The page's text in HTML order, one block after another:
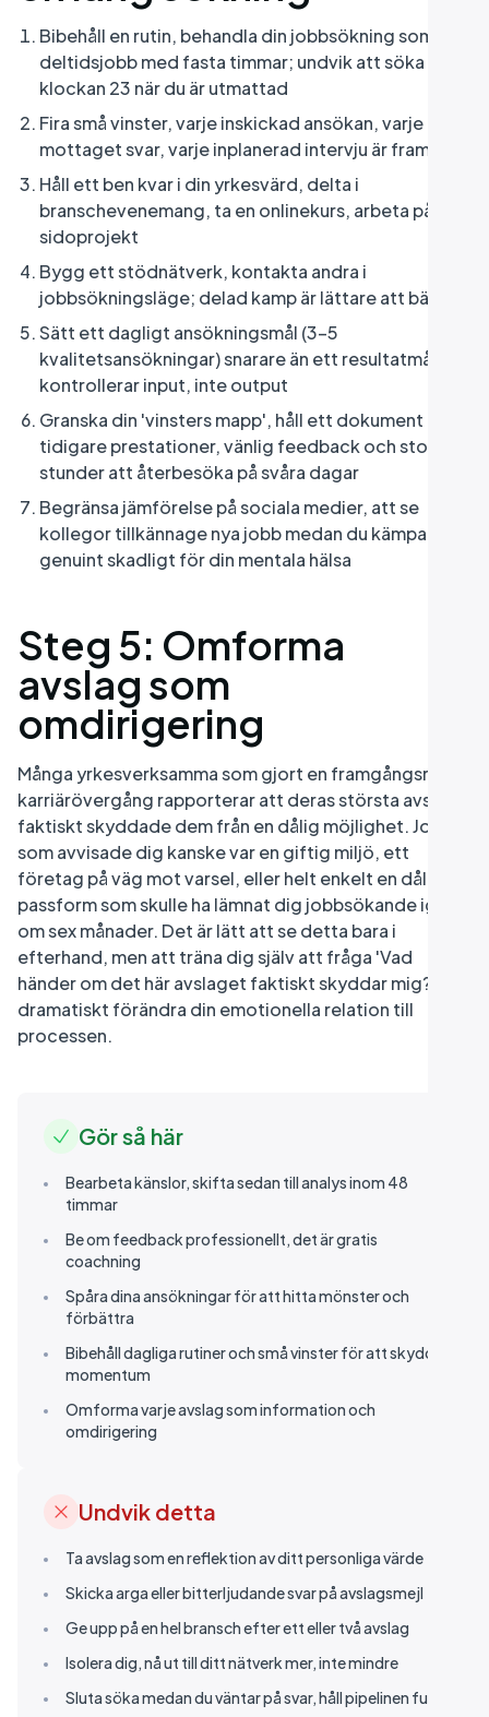
Bibehåll en rutin, behandla din jobbsökning som ett
deltidsjobb med fasta timmar; undvik att söka
klockan 23 när du är utmattad
Fira små vinster, varje inskickad ansökan, varje
mottaget svar, varje inplanerad intervju är framsteg
Håll ett ben kvar i din yrkesvärd, delta i
branschevenemang, ta en onlinekurs, arbeta på ett
sidoprojekt
Bygg ett stödnätverk, kontakta andra i
jobbsökningsläge; delad kamp är lättare att bära
Sätt ett dagligt ansökningsmål (3–5
kvalitetsansökningar) snarare än ett resultatmål, du
kontrollerar input, inte output
Granska din 'vinsters mapp', håll ett dokument med
tidigare prestationer, vänlig feedback och stolta
stunder att återbesöka på svåra dagar
Begränsa jämförelse på sociala medier, att se
kollegor tillkännage nya jobb medan du kämpar är
genuint skadligt för din mentala hälsa
Steg 5: Omforma
avslag som
omdirigering
Många yrkesverksamma som gjort en framgångsrik
karriärövergång rapporterar att deras största avslag
faktiskt skyddade dem från en dålig möjlighet. Jobbet
som avvisade dig kanske var en giftig miljö, ett
företag på väg mot varsel, eller helt enkelt en dålig
passform som skulle ha lämnat dig jobbsökande igen
om sex månader. Det är lätt att se detta bara i
efterhand, men att träna dig själv att fråga 'Vad
händer om det här avslaget faktiskt skyddar mig?' kan
dramatiskt förändra din emotionella relation till
processen.
Gör så här
Bearbeta känslor, skifta sedan till analys inom 48
timmar
Be om feedback professionellt, det är gratis
coachning
Spåra dina ansökningar för att hitta mönster och
förbättra
Bibehåll dagliga rutiner och små vinster för att skydda
momentum
Omforma varje avslag som information och
omdirigering
Undvik detta
Ta avslag som en reflektion av ditt personliga värde
Skicka arga eller bitterljudande svar på avslagsmejl
Ge upp på en hel bransch efter ett eller två avslag
Isolera dig, nå ut till ditt nätverk mer, inte mindre
Sluta söka medan du väntar på svar, håll pipelinen full